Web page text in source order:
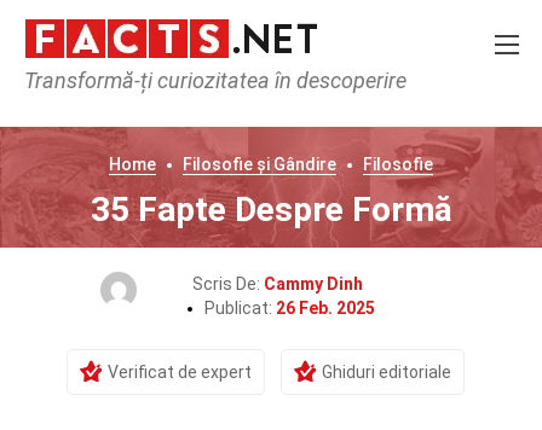
Transformă-ți curiozitatea în descoperire
Home Filosofie și Gândire Filosofie
35 Fapte Despre Formă
Scris De: Cammy Dinh
Publicat: 26 Feb. 2025
Verificat de expert Ghiduri editoriale